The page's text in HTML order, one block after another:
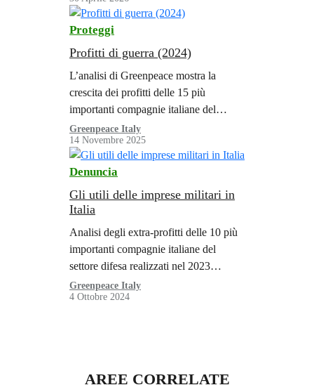
effetti energetici…
Proteggi
Profitti di guerra (2024)
L’analisi di Greenpeace mostra la
crescita dei profitti delle 15 più
importanti compagnie italiane del
settore difesa.
Greenpeace Italy
14 Novembre 2025
Denuncia
Gli utili delle imprese militari in
Italia
Analisi degli extra-profitti delle 10 più
importanti compagnie italiane del
settore difesa realizzati nel 2023
rispetto a quelli del 2021.
Greenpeace Italy
4 Ottobre 2024
AREE CORRELATE